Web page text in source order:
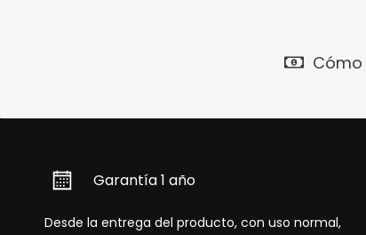
Garantía 1 año
Desde la entrega del producto, con uso normal,